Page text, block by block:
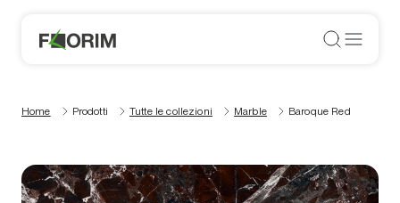
Home Prodotti Tutte le collezioni Marble Baroque Red